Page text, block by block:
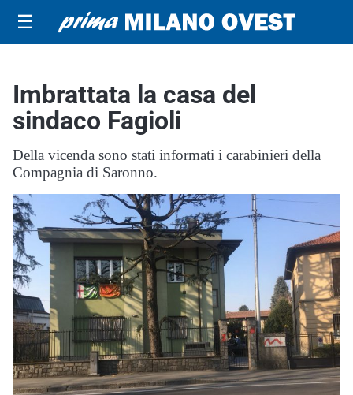
☰
Imbrattata la casa del
sindaco Fagioli
Della vicenda sono stati informati i carabinieri della
Compagnia di Saronno.